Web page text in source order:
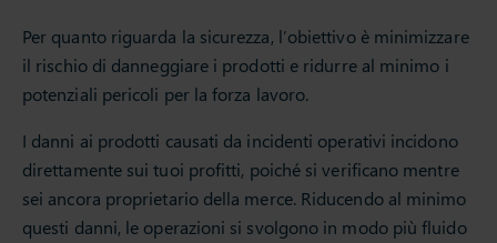
Per quanto riguarda la sicurezza, l’obiettivo è minimizzare
il rischio di danneggiare i prodotti e ridurre al minimo i
potenziali pericoli per la forza lavoro.
I danni ai prodotti causati da incidenti operativi incidono
direttamente sui tuoi profitti, poiché si verificano mentre
sei ancora proprietario della merce. Riducendo al minimo
questi danni, le operazioni si svolgono in modo più fluido